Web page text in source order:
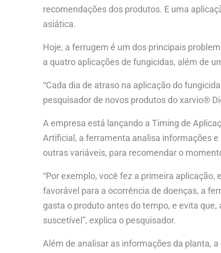
recomendações dos produtos. E uma
asiática.
Hoje, a ferrugem é um dos principais
a quatro aplicações de fungicidas, além de
“Cada dia de atraso na aplicação do
pesquisador de novos produtos do xarvio®
A empresa está lançando a Timing de
Artificial, a ferramenta analisa informações
outras variáveis, para recomendar o
“Por exemplo, você fez a primeira
favorável para a ocorrência de doenças, a
gasta o produto antes do tempo, e evita
suscetível”, explica o pesquisador.
Além de analisar as informações da planta,